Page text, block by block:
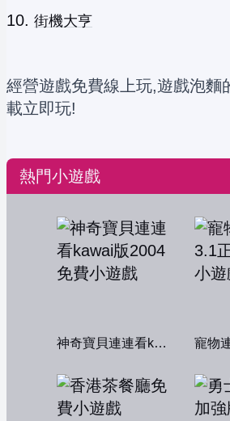
街機大亨
經營遊戲免費線上玩,遊戲泡麵
載立即玩!
熱門小遊戲
神奇寶貝連連看kawai版2004